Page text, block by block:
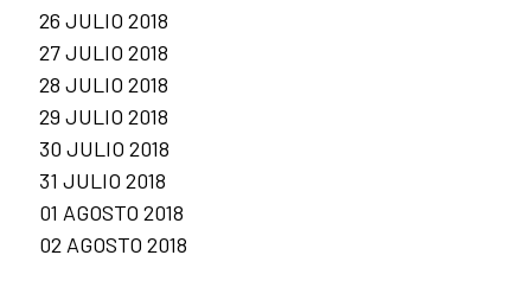
26 JULIO 2018
27 JULIO 2018
28 JULIO 2018
29 JULIO 2018
30 JULIO 2018
31 JULIO 2018
01 AGOSTO 2018
02 AGOSTO 2018